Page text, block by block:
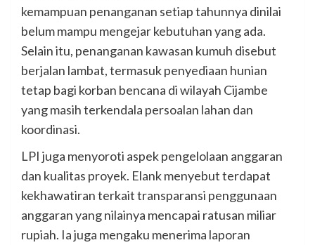
kemampuan penanganan setiap tahunnya dinilai
belum mampu mengejar kebutuhan yang ada.
Selain itu, penanganan kawasan kumuh disebut
berjalan lambat, termasuk penyediaan hunian
tetap bagi korban bencana di wilayah Cijambe
yang masih terkendala persoalan lahan dan
koordinasi.
LPI juga menyoroti aspek pengelolaan anggaran
dan kualitas proyek. Elank menyebut terdapat
kekhawatiran terkait transparansi penggunaan
anggaran yang nilainya mencapai ratusan miliar
rupiah. Ia juga mengaku menerima laporan